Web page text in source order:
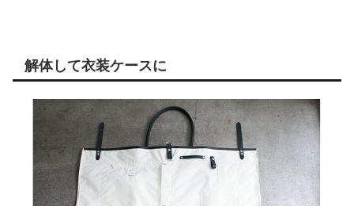
解体して衣装ケースに